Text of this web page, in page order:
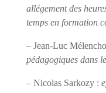
allégement des
temps en formation
– Jean-Luc
pédagogiques dans
– Nicolas Sarkozy :